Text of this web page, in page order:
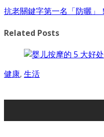
抗老關鍵字第一名「防曬」
Related Posts
健康, 生活